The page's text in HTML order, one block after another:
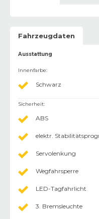
Fahrzeugdaten
Ausstattung
Innenfarbe:
Schwarz
Sicherheit:
ABS
elektr.
Servolenkung
Wegfahrsperre
LED-Tagfahrlicht
3. Bremsleuchte